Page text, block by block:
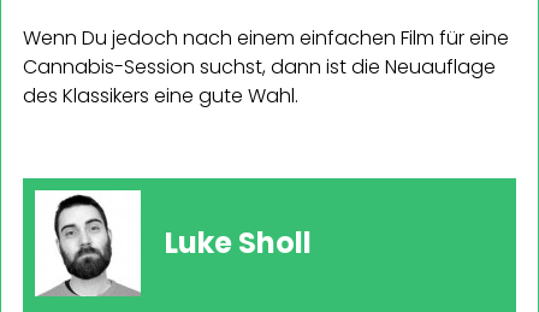
Wenn Du jedoch nach einem einfachen Film für eine
Cannabis-Session suchst, dann ist die Neuauflage
des Klassikers eine gute Wahl.
Luke Sholl